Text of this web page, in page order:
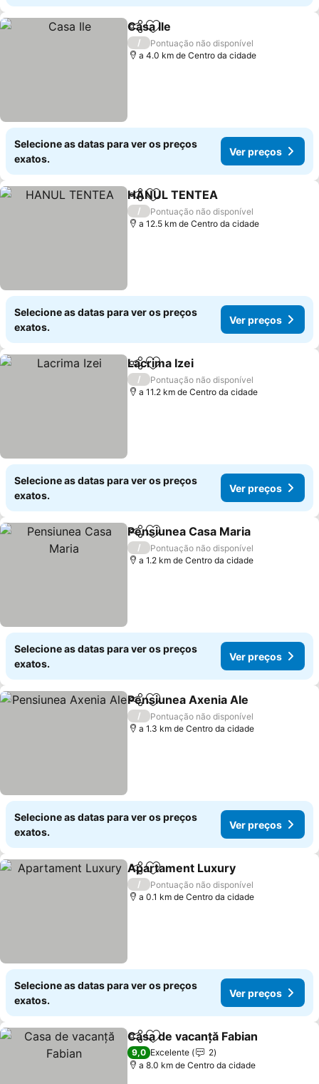
PartilharAdicionar aos favoritos
Casa Ile
/
Pontuação não disponível
a 4.0 km de Centro da cidade
Selecione as datas para ver os preços
exatos.
Ver preços
PartilharAdicionar aos favoritos
HANUL TENTEA
/
Pontuação não disponível
a 12.5 km de Centro da cidade
Selecione as datas para ver os preços
exatos.
Ver preços
PartilharAdicionar aos favoritos
Lacrima Izei
/
Pontuação não disponível
a 11.2 km de Centro da cidade
Selecione as datas para ver os preços
exatos.
Ver preços
PartilharAdicionar aos favoritos
Pensiunea Casa Maria
/
Pontuação não disponível
a 1.2 km de Centro da cidade
Selecione as datas para ver os preços
exatos.
Ver preços
PartilharAdicionar aos favoritos
Pensiunea Axenia Ale
/
Pontuação não disponível
a 1.3 km de Centro da cidade
Selecione as datas para ver os preços
exatos.
Ver preços
PartilharAdicionar aos favoritos
Apartament Luxury
/
Pontuação não disponível
a 0.1 km de Centro da cidade
Selecione as datas para ver os preços
exatos.
Ver preços
PartilharAdicionar aos favoritos
Casa de vacanță Fabian
9,0 Excelente
2
a 8.0 km de Centro da cidade